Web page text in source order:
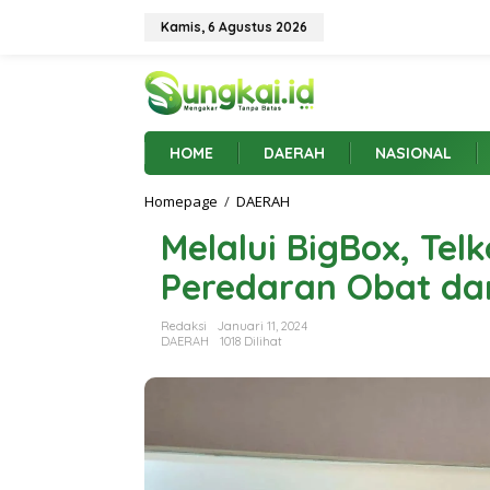
Kamis, 6 Agustus 2026
HOME DAERAH NASIONAL
Homepage / DAERAH
l
a
l
u
i
g
,
Melalui BigBox,
Peredaran Obat
Redaksi
Januari 11, 2024
DAERAH
1018 Dilihat